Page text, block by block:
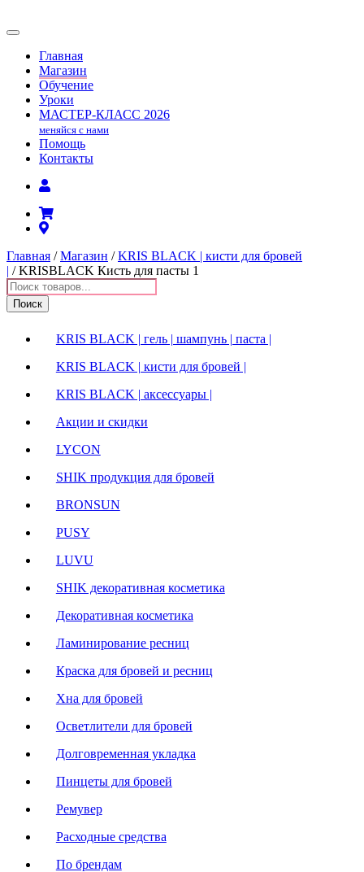
Главная
Магазин
Обучение
Уроки
МАСТЕР-КЛАСС 2026
меняйся с нами
Помощь
Контакты
Главная /Магазин /KRIS BLACK | кисти для бровей
| / KRISBLACK Кисть для пасты 1
Поиск
товаров
Поиск
KRIS BLACK | гель | шампунь | паста |
KRIS BLACK | кисти для бровей |
KRIS BLACK | аксессуары |
Акции и скидки
LYCON
SHIK продукция для бровей
BRONSUN
PUSY
LUVU
SHIK декоративная косметика
Декоративная косметика
Ламинирование ресниц
Краска для бровей и ресниц
Хна для бровей
Осветлители для бровей
Долговременная укладка
Пинцеты для бровей
Ремувер
Расходные средства
По брендам